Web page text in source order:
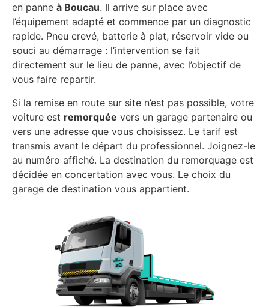
en panne à Boucau. Il arrive sur place avec
l’équipement adapté et commence par un diagnostic
rapide. Pneu crevé, batterie à plat, réservoir vide ou
souci au démarrage : l’intervention se fait
directement sur le lieu de panne, avec l’objectif de
vous faire repartir.
Si la remise en route sur site n’est pas possible, votre
voiture est remorquée vers un garage partenaire ou
vers une adresse que vous choisissez. Le tarif est
transmis avant le départ du professionnel. Joignez-le
au numéro affiché. La destination du remorquage est
décidée en concertation avec vous. Le choix du
garage de destination vous appartient.